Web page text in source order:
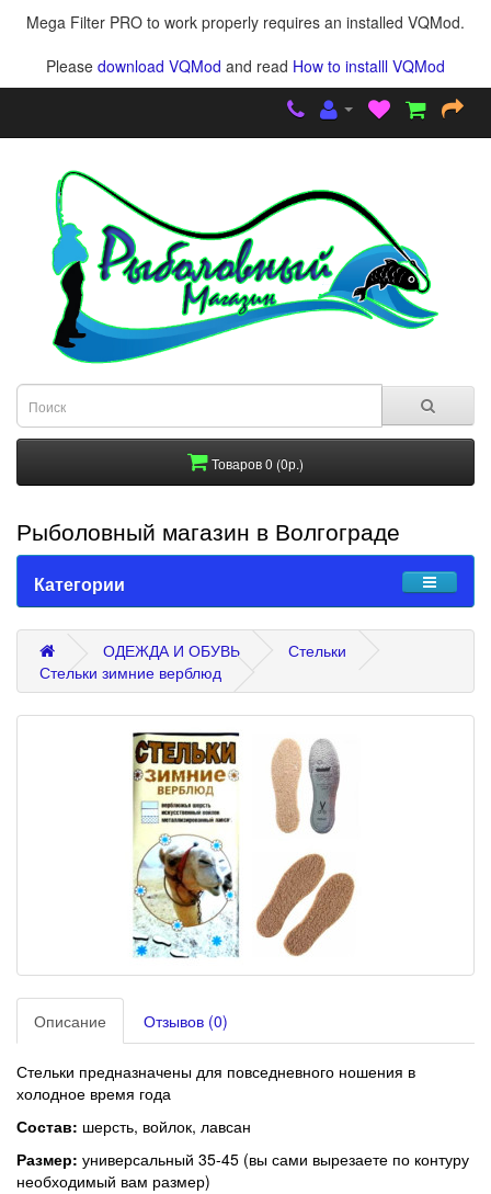
Mega Filter PRO to work properly requires an installed VQMod.
Please download VQMod and read How to installl VQMod
Товаров 0 (0р.)
Рыболовный магазин в Волгограде
Категории
ОДЕЖДА И ОБУВЬ
Стельки
Стельки зимние верблюд
Описание Отзывов (0)
Стельки предназначены для повседневного ношения в
холодное время года
Состав: шерсть, войлок, лавсан
Размер: универсальный 35-45 (вы сами вырезаете по контуру
необходимый вам размер)